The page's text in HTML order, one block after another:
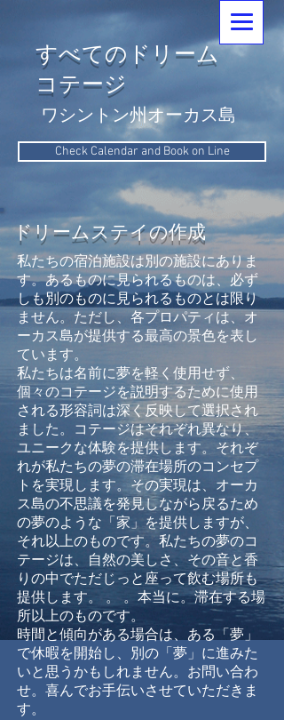
すべてのドリーム
コテージ
ワシントン州オーカス島
Check Calendar and Book on Line
ドリームステイの作成
私たちの宿泊施設は別の施設にありま
す。あるものに見られるものは、必ず
しも別のものに見られるものとは限り
ません。ただし、各プロパティは、オ
ーカス島が提供する最高の景色を表し
ています。
私たちは名前に夢を軽く使用せず、
個々のコテージを説明するために使用
される形容詞は深く反映して選択され
ました。コテージはそれぞれ異なり、
ユニークな体験を提供します。それぞ
れが私たちの夢の滞在場所のコンセプ
トを実現します。その実現は、オーカ
ス島の不思議を発見しながら戻るため
の夢のような「家」を提供しますが、
それ以上のものです。私たちの夢のコ
テージは、自然の美しさ、その音と香
りの中でただじっと座って飲む場所も
提供します。 。 。本当に。滞在する場
所以上のものです。
時間と傾向がある場合は、ある「夢」
で休暇を開始し、別の「夢」に進みた
いと思うかもしれません。お問い合わ
せ。喜んでお手伝いさせていただきま
す。